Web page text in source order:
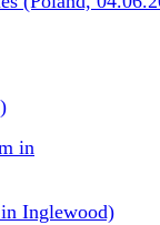
Inglewood)